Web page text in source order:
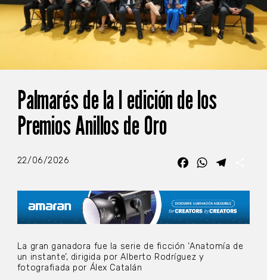
Palmarés de la I edición de los
Premios Anillos de Oro
22/06/2026 FacebookWhatsApp
La gran ganadora fue la serie de ficción ‘Anatomía de
un instante’, dirigida por Alberto Rodríguez y
fotografiada por Álex Catalán